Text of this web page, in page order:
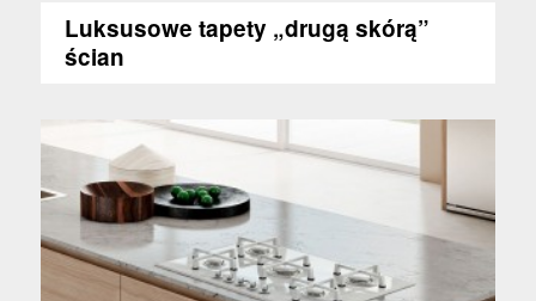
Luksusowe tapety „drugą skórą”
ścian